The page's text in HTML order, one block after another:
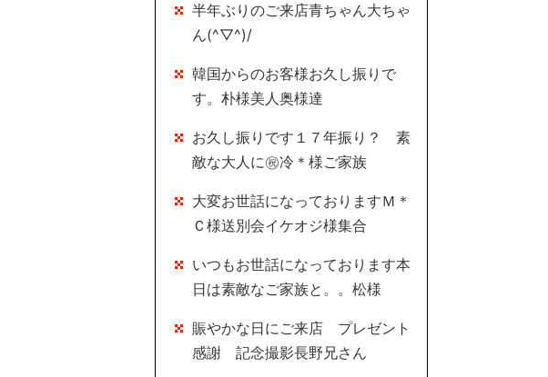
半年ぶりのご来店青ちゃん大ちゃ
ん(^▽^)/
韓国からのお客様お久し振りで
す。朴様美人奥様達
お久し振りです１７年振り？ 素
敵な大人に㊗冷＊様ご家族
大変お世話になっておりますＭ＊
Ｃ様送別会イケオジ様集合
いつもお世話になっております本
日は素敵なご家族と。。松様
賑やかな日にご来店 プレゼント
感謝 記念撮影長野兄さん